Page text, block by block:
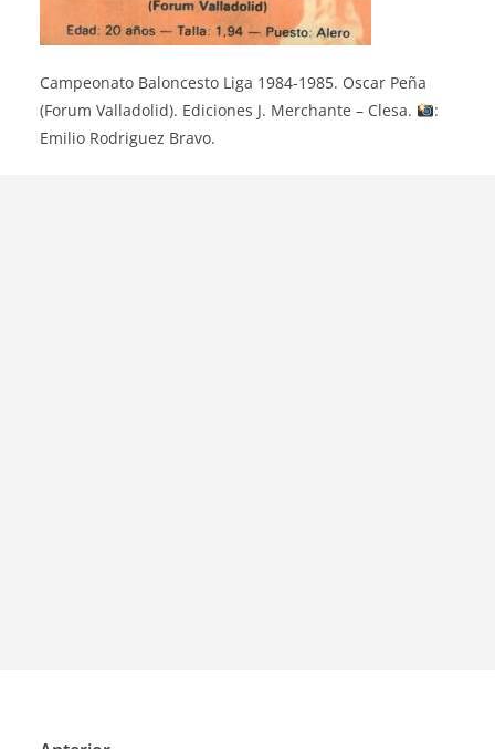
Campeonato Baloncesto Liga 1984-1985. Oscar Peña
(Forum Valladolid). Ediciones J. Merchante – Clesa.
:
Emilio Rodriguez Bravo.